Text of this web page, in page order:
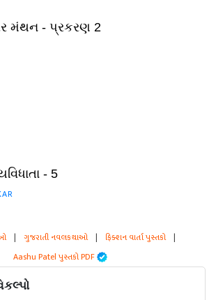
મંથન - પ્રકરણ 2
- 5
| ગુજરાતી નવલકથાઓ | ફિક્શન વાર્તા પુસ્તકો |
Aashu Patel પુસ્તકો PDF